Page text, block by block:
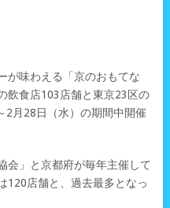
が味わえる「京のおもてな
飲食店103店舗と東京23区の
2月28日（水）の期間中開催
会」と京都府が毎年主催して
120店舗と、過去最多となっ